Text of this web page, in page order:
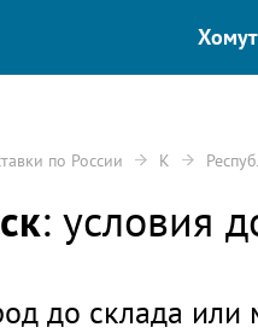
по России К
: условия
до склада или